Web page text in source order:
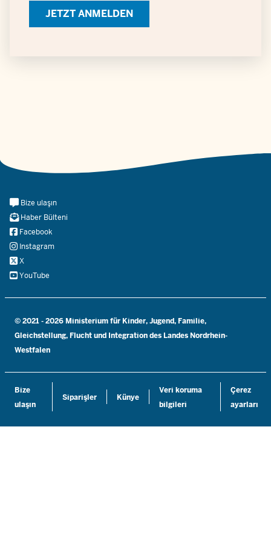
personenbezogener
Bize
ulaşın
Siparişler Künye
Veri koruma
bilgileri
Çerez
ayarları
Meta
Navi
Social
Bize ulaşın
Haber Bülteni
Facebook
Instagram
X
YouTube
© 2021 - 2026 Ministerium für Kinder, Jugend, Familie,
Gleichstellung, Flucht und Integration des Landes Nordrhein-
Westfalen